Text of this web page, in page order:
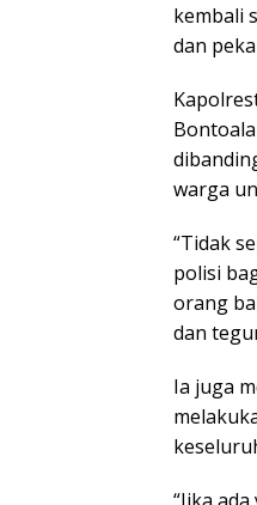
kembali
dan
warga
“Tidak
polisi
orang
dan
Ia juga